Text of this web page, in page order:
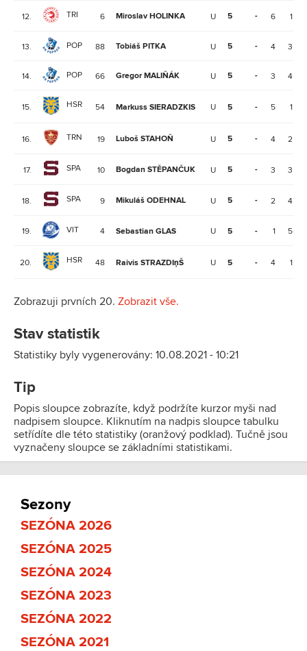
12. TRI 6 Miroslav HOLINKA U 5 - 6 1
13. POP 88 Tobiáš PITKA U 5 - 4 3
14. POP 66 Gregor MALIŇÁK U 5 - 3 4
15. HSR 54 Markuss SIERADZKIS U 5 - 5 1
16. TRN 19 Luboš STAHOŇ U 5 - 4 2
17. SPA 10 Bogdan STĚPANČUK U 5 - 3 3
18. SPA 9 Mikuláš ODEHNAL U 5 - 2 4
19. VIT 4 Sebastian GLAS U 5 - 1 5
20. HSR 48 Raivis STRAZDIņŠ U 5 - 4 1
Zobrazuji prvních 20. Zobrazit vše.
Stav statistik
Statistiky byly vygenerovány: 10.08.2021 - 10:21
Tip
Popis sloupce zobrazíte, když podržíte kurzor myši nad
nadpisem sloupce. Kliknutím na nadpis sloupce tabulku
setřídíte dle této statistiky (oranžový podklad). Tučně jsou
vyznačeny sloupce se základními statistikami.
Sezony
SEZÓNA 2026
SEZÓNA 2025
SEZÓNA 2024
SEZÓNA 2023
SEZÓNA 2022
SEZÓNA 2021